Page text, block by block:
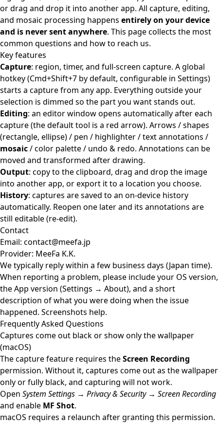
or drag and drop it into another app. All capture, editing,
and mosaic processing happens entirely on your device
and is never sent anywhere. This page collects the most
common questions and how to reach us.
Key features
Capture: region, timer, and full-screen capture. A global
hotkey (Cmd+Shift+7 by default, configurable in Settings)
starts a capture from any app. Everything outside your
selection is dimmed so the part you want stands out.
Editing: an editor window opens automatically after each
capture (the default tool is a red arrow). Arrows / shapes
(rectangle, ellipse) / pen / highlighter / text annotations /
mosaic/ color palette / undo & redo. Annotations can be
moved and transformed after drawing.
Output: copy to the clipboard, drag and drop the image
into another app, or export it to a location you choose.
History: captures are saved to an on-device history
automatically. Reopen one later and its annotations are
still editable (re-edit).
Contact
Email: contact@meefa.jp
Provider: MeeFa K.K.
We typically reply within a few business days (Japan time).
When reporting a problem, please include your OS version,
the App version (Settings → About), and a short
description of what you were doing when the issue
happened. Screenshots help.
Frequently Asked Questions
Captures come out black or show only the wallpaper
(macOS)
The capture feature requires theScreen Recording
permission. Without it, captures come out as the wallpaper
only or fully black, and capturing will not work.
Open System Settings → Privacy & Security → Screen Recording
and enable MF Shot.
macOS requires a relaunch after granting this permission.